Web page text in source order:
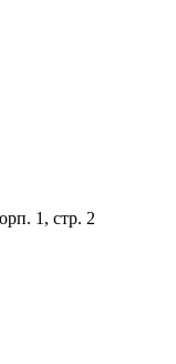
1, стр. 2